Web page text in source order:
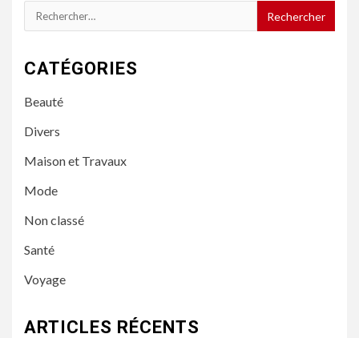
Rechercher :
CATÉGORIES
Beauté
Divers
Maison et Travaux
Mode
Non classé
Santé
Voyage
ARTICLES RÉCENTS